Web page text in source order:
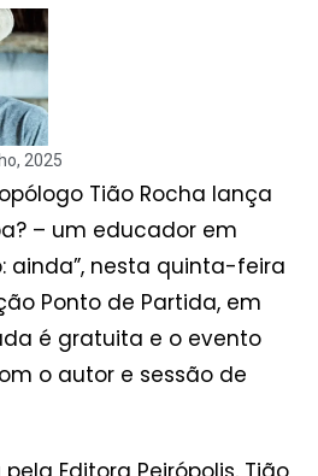
2025
Tião Rocha lança
– um educador em
ainda”, nesta quinta-feira
Ponto de Partida, em
é gratuita e o evento
o autor e sessão de